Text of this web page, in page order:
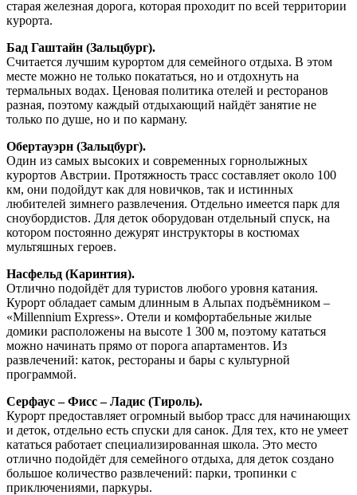
старая железная дорога, которая проходит по всей территории
курорта.
Бад Гаштайн (Зальцбург).
Считается лучшим курортом для семейного отдыха. В этом
месте можно не только покататься, но и отдохнуть на
термальных водах. Ценовая политика отелей и ресторанов
разная, поэтому каждый отдыхающий найдёт занятие не
только по душе, но и по карману.
Обертауэрн (Зальцбург).
Один из самых высоких и современных горнолыжных
курортов Австрии. Протяжность трасс составляет около 100
км, они подойдут как для новичков, так и истинных
любителей зимнего развлечения. Отдельно имеется парк для
сноубордистов. Для деток оборудован отдельный спуск, на
котором постоянно дежурят инструкторы в костюмах
мультяшных героев.
Насфельд (Каринтия).
Отлично подойдёт для туристов любого уровня катания.
Курорт обладает самым длинным в Альпах подъёмником –
«Millennium Express». Отели и комфортабельные жилые
домики расположены на высоте 1 300 м, поэтому кататься
можно начинать прямо от порога апартаментов. Из
развлечений: каток, рестораны и бары с культурной
программой.
Серфаус – Фисс – Ладис (Тироль).
Курорт предоставляет огромный выбор трасс для начинающих
и деток, отдельно есть спуски для санок. Для тех, кто не умеет
кататься работает специализированная школа. Это место
отлично подойдёт для семейного отдыха, для деток создано
большое количество развлечений: парки, тропинки с
приключениями, паркуры.